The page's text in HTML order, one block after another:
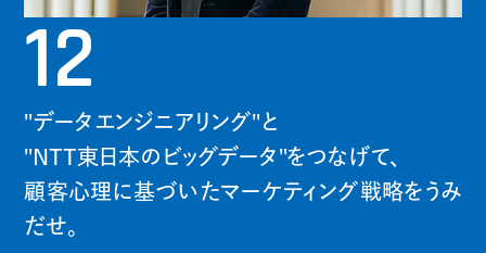
12
"データエンジニアリング"と
"NTT東日本のビッグデータ"をつなげて、
顧客心理に基づいたマーケティング戦略をうみ
だせ。